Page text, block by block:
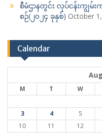
စီမံဌာနတွင်း လုပ်ငန်းကျွမ်းက
စဉ်(၂၀၂၄ ခုနှစ်) October
Calendar
M T W
3
4 5
10
11 12